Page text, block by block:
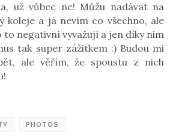
už vůbec ne! Můžu nadávat na
koleje a já nevím co všechno, ale
to negativní vyvažují a jen díky nim
tak super zážitkem :) Budou mi
ale věřím, že spoustu z nich
PHOTOS